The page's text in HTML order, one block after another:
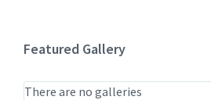
Featured Gallery
There are no galleries